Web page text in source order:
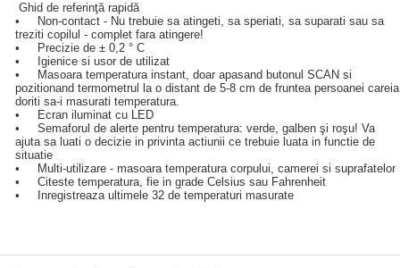
Ghid de referinţă rapidă
• Non-contact - Nu trebuie sa atingeti, sa speriati, sa suparati sau sa
treziti copilul - complet fara atingere!
• Precizie de ± 0,2 ° C
• Igienice si usor de utilizat
• Masoara temperatura instant, doar apasand butonul SCAN si
pozitionand termometrul la o distant de 5-8 cm de fruntea persoanei careia
doriti sa-i masurati temperatura.
• Ecran iluminat cu LED
• Semaforul de alerte pentru temperatura: verde, galben şi roşu! Va
ajuta sa luati o decizie in privinta actiunii ce trebuie luata in functie de
situatie
• Multi-utilizare - masoara temperatura corpului, camerei si suprafatelor
• Citeste temperatura, fie in grade Celsius sau Fahrenheit
• Inregistreaza ultimele 32 de temperaturi masurate